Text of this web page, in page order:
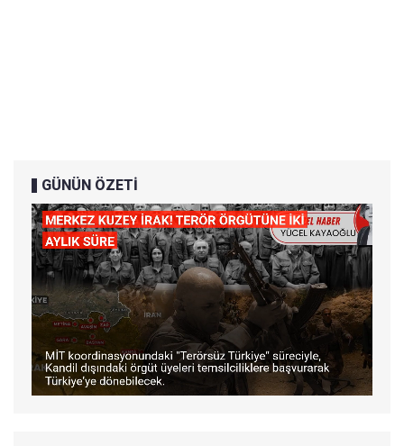
GÜNÜN ÖZETİ